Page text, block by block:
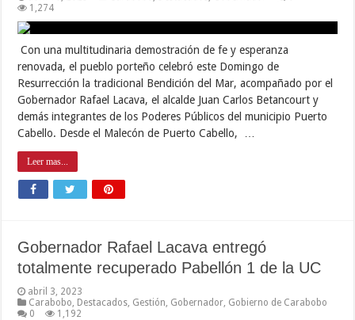
1,274
Con una multitudinaria demostración de fe y esperanza
renovada, el pueblo porteño celebró este Domingo de
Resurrección la tradicional Bendición del Mar, acompañado por el
Gobernador Rafael Lacava, el alcalde Juan Carlos Betancourt y
demás integrantes de los Poderes Públicos del municipio Puerto
Cabello. Desde el Malecón de Puerto Cabello, …
Leer mas...
Gobernador Rafael Lacava entregó
totalmente recuperado Pabellón 1 de la UC
abril 3, 2023
Carabobo Destacados Gestión Gobernador Gobierno de Carabobo
0
1,192